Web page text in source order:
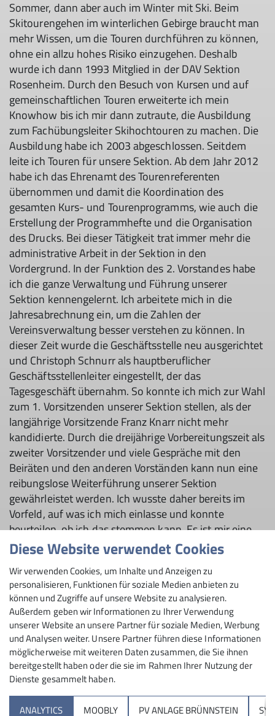
Sommer, dann aber auch im Winter mit Ski. Beim
Skitourengehen im winterlichen Gebirge braucht man
mehr Wissen, um die Touren durchführen zu können,
ohne ein allzu hohes Risiko einzugehen. Deshalb
wurde ich dann 1993 Mitglied in der DAV Sektion
Rosenheim. Durch den Besuch von Kursen und auf
gemeinschaftlichen Touren erweiterte ich mein
Knowhow bis ich mir dann zutraute, die Ausbildung
zum Fachübungsleiter Skihochtouren zu machen. Die
Ausbildung habe ich 2003 abgeschlossen. Seitdem
leite ich Touren für unsere Sektion. Ab dem Jahr 2012
habe ich das Ehrenamt des Tourenreferenten
übernommen und damit die Koordination des
gesamten Kurs- und Tourenprogramms, wie auch die
Erstellung der Programmhefte und die Organisation
des Drucks. Bei dieser Tätigkeit trat immer mehr die
administrative Arbeit in der Sektion in den
Vordergrund. In der Funktion des 2. Vorstandes habe
ich die ganze Verwaltung und Führung unserer
Sektion kennengelernt. Ich arbeitete mich in die
Jahresabrechnung ein, um die Zahlen der
Vereinsverwaltung besser verstehen zu können. In
dieser Zeit wurde die Geschäftsstelle neu ausgerichtet
und Christoph Schnurr als hauptberuflicher
Geschäftsstellenleiter eingestellt, der das
Tagesgeschäft übernahm. So konnte ich mich zur Wahl
zum 1. Vorsitzenden unserer Sektion stellen, als der
langjährige Vorsitzende Franz Knarr nicht mehr
kandidierte. Durch die dreijährige Vorbereitungszeit als
zweiter Vorsitzender und viele Gespräche mit den
Beiräten und den anderen Vorständen kann nun eine
reibungslose Weiterführung unserer Sektion
gewährleistet werden. Ich wusste daher bereits im
Vorfeld, auf was ich mich einlasse und konnte
beurteilen, ob ich das stemmen kann. Es ist mir eine
Freude, eine so große Sektion als 1. Vorsitzender zu
gestalten und die zukünftigen Aufgaben und
Herausforderungen einer DAV Sektion in Angriff zu
nehmen.
Sektion
Diese Website verwendet Cookies
Wir verwenden Cookies, um Inhalte und Anzeigen zu
personalisieren, Funktionen für soziale Medien anbieten zu
können und Zugriffe auf unsere Website zu analysieren.
Außerdem geben wir Informationen zu Ihrer Verwendung
unserer Website an unsere Partner für soziale Medien, Werbung
und Analysen weiter. Unsere Partner führen diese Informationen
möglicherweise mit weiteren Daten zusammen, die Sie ihnen
bereitgestellt haben oder die sie im Rahmen Ihrer Nutzung der
Dienste gesammelt haben.
ANALYTICS MOOBLY PV ANLAGE BRÜNNSTEIN